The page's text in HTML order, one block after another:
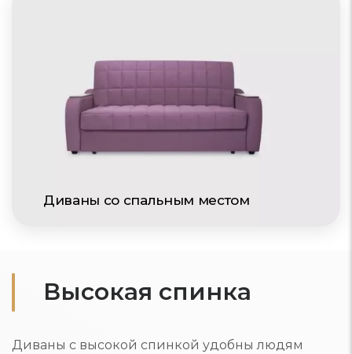
Диваны со спальным местом
Высокая спинка
Диваны с высокой спинкой удобны людям